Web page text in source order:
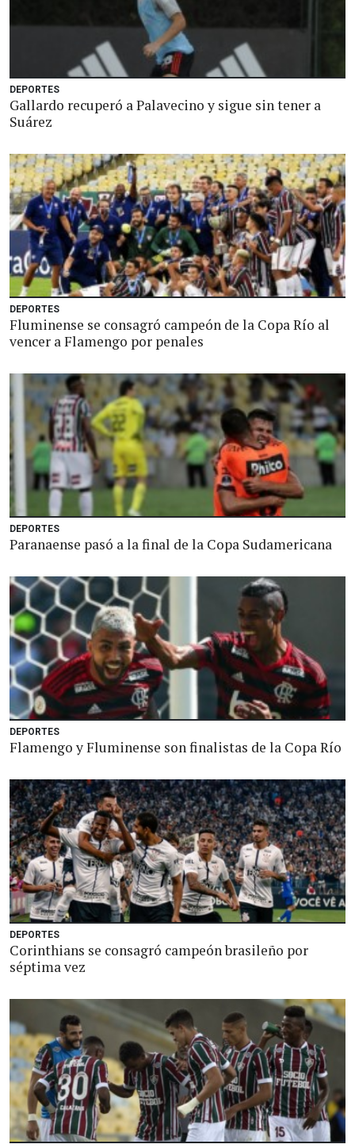
DEPORTES
Gallardo recuperó a Palavecino y sigue sin tener a
Suárez
DEPORTES
Fluminense se consagró campeón de la Copa Río al
vencer a Flamengo por penales
DEPORTES
Paranaense pasó a la final de la Copa Sudamericana
DEPORTES
Flamengo y Fluminense son finalistas de la Copa Río
DEPORTES
Corinthians se consagró campeón brasileño por
séptima vez